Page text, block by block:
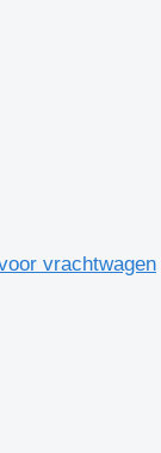
vrachtwagen